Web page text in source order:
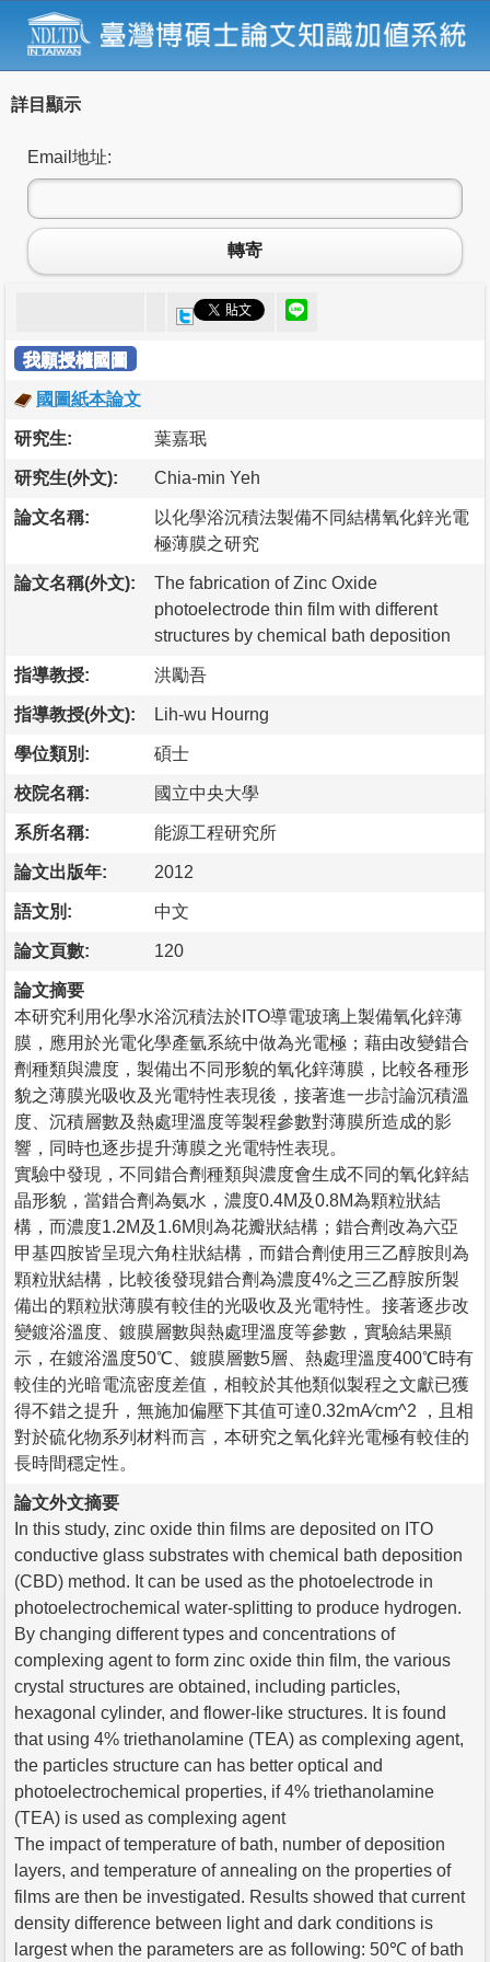
詳目顯示
Email地址:
轉寄
我願授權國圖
國圖紙本論文
研究生: 葉嘉珉
研究生(外文): Chia-min Yeh
論文名稱:
以化學浴沉積法製備不同結構氧化鋅光電
極薄膜之研究
論文名稱(外文):
The fabrication of Zinc Oxide
photoelectrode thin film with different
structures by chemical bath deposition
指導教授: 洪勵吾
指導教授(外文): Lih-wu Hourng
學位類別: 碩士
校院名稱: 國立中央大學
系所名稱: 能源工程研究所
論文出版年: 2012
語文別: 中文
論文頁數: 120
論文摘要
本研究利用化學水浴沉積法於ITO導電玻璃上製備氧化鋅薄
膜，應用於光電化學產氫系統中做為光電極；藉由改變錯合
劑種類與濃度，製備出不同形貌的氧化鋅薄膜，比較各種形
貌之薄膜光吸收及光電特性表現後，接著進一步討論沉積溫
度、沉積層數及熱處理溫度等製程參數對薄膜所造成的影
響，同時也逐步提升薄膜之光電特性表現。
實驗中發現，不同錯合劑種類與濃度會生成不同的氧化鋅結
晶形貌，當錯合劑為氨水，濃度0.4M及0.8M為顆粒狀結
構，而濃度1.2M及1.6M則為花瓣狀結構；錯合劑改為六亞
甲基四胺皆呈現六角柱狀結構，而錯合劑使用三乙醇胺則為
顆粒狀結構，比較後發現錯合劑為濃度4%之三乙醇胺所製
備出的顆粒狀薄膜有較佳的光吸收及光電特性。接著逐步改
變鍍浴溫度、鍍膜層數與熱處理溫度等參數，實驗結果顯
示，在鍍浴溫度50℃、鍍膜層數5層、熱處理溫度400℃時有
較佳的光暗電流密度差值，相較於其他類似製程之文獻已獲
得不錯之提升，無施加偏壓下其值可達0.32mA⁄cm^2 ，且相
對於硫化物系列材料而言，本研究之氧化鋅光電極有較佳的
長時間穩定性。
論文外文摘要
In this study, zinc oxide thin films are deposited on ITO
conductive glass substrates with chemical bath deposition
(CBD) method. It can be used as the photoelectrode in
photoelectrochemical water-splitting to produce hydrogen.
By changing different types and concentrations of
complexing agent to form zinc oxide thin film, the various
crystal structures are obtained, including particles,
hexagonal cylinder, and flower-like structures. It is found
that using 4% triethanolamine (TEA) as complexing agent,
the particles structure can has better optical and
photoelectrochemical properties, if 4% triethanolamine
(TEA) is used as complexing agent
The impact of temperature of bath, number of deposition
layers, and temperature of annealing on the properties of
films are then be investigated. Results showed that current
density difference between light and dark conditions is
largest when the parameters are as following: 50℃ of bath